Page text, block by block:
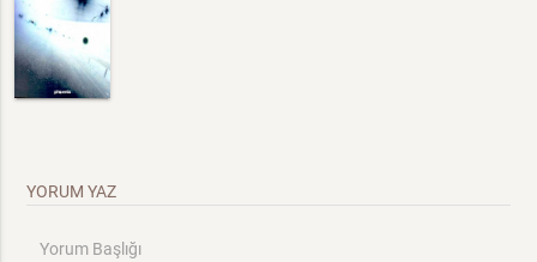
YORUM YAZ
Yorum Başlığı